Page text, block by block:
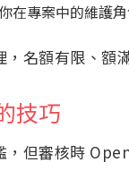
在專案中的維護
名額有限、額
技巧
，但審核時